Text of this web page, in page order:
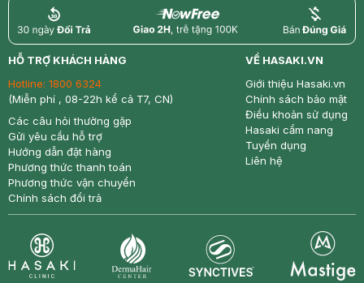
return nowfree price
HỖ TRỢ KHÁCH HÀNG
Hotline: 1800 6324
(Miễn phí , 08-22h kể cả T7, CN)
Các câu hỏi thường gặp
Gửi yêu cầu hỗ trợ
Hướng dẫn đặt hàng
Phương thức thanh toán
Phương thức vận chuyển
Chính sách đổi trả
VỀ HASAKI.VN
Giới thiệu Hasaki.vn
Chính sách bảo mật
Điều khoản sử dụng
Hasaki cẩm nang
Tuyển dụng
Liên hệ